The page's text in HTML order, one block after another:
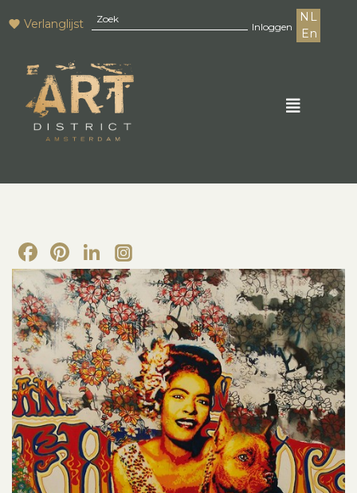
Verlanglijst Inloggen
NL
En
Facebook
Pinterest
LinkedIn